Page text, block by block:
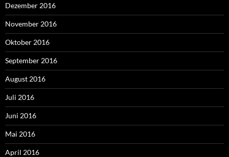
Dezember 2016
November 2016
Oktober 2016
September 2016
August 2016
Juli 2016
Juni 2016
Mai 2016
April 2016